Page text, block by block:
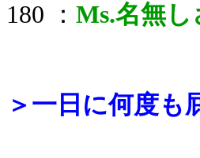
180 ： Ms.名無し
＞一日に何度も